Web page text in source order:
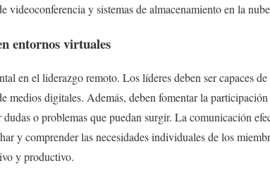
videoconferencia y sistemas de almacenamiento en la
entornos virtuales
en el liderazgo remoto. Los líderes deben ser capaces
medios digitales. Además, deben fomentar la
dudas o problemas que puedan surgir. La comunicación
y comprender las necesidades individuales de los
y productivo.